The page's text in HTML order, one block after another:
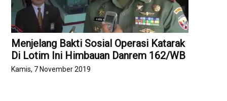
Menjelang Bakti Sosial Operasi Katarak
Di Lotim Ini Himbauan Danrem 162/WB
Kamis, 7 November 2019